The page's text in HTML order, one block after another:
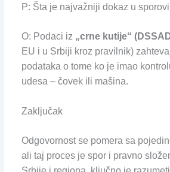
P: Šta je najvažniji dokaz u
O: Podaci iz „crne kutije“
EU i u Srbiji kroz pravilnik)
podataka o tome ko je imao
udesa – čovek ili mašina.
Zaključak
Odgovornost se pomera sa
ali taj proces je spor i pravno